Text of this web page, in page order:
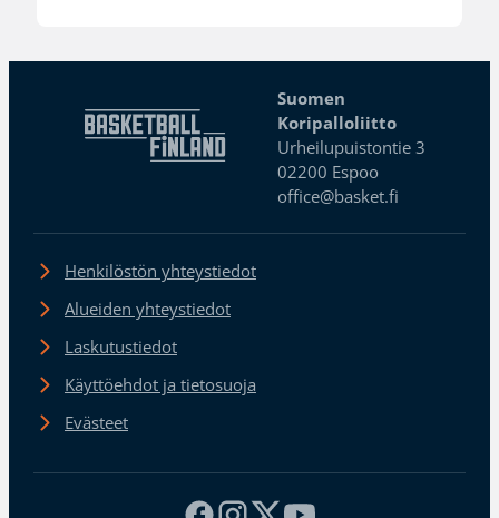
Suomen
Koripalloliitto
Urheilupuistontie 3
02200 Espoo
office@basket.fi
Henkilöstön yhteystiedot
Alueiden yhteystiedot
Laskutustiedot
Käyttöehdot ja tietosuoja
Evästeet